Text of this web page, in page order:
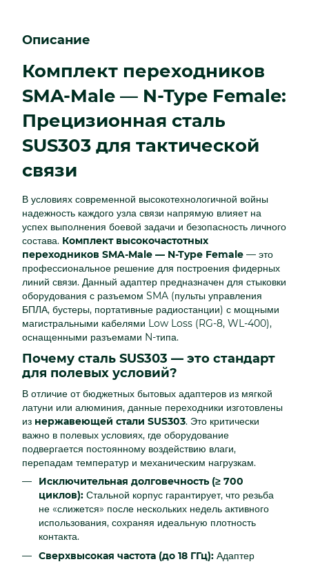
Описание
Комплект переходников
SMA-Male — N-Type Female:
Прецизионная сталь
SUS303 для тактической
связи
В условиях современной высокотехнологичной войны
надежность каждого узла связи напрямую влияет на
успех выполнения боевой задачи и безопасность личного
состава. Комплект высокочастотных
переходников SMA-Male — N-Type Female — это
профессиональное решение для построения фидерных
линий связи. Данный адаптер предназначен для стыковки
оборудования с разъемом SMA (пульты управления
БПЛА, бустеры, портативные радиостанции) с мощными
магистральными кабелями Low Loss (RG-8, WL-400),
оснащенными разъемами N-типа.
Почему сталь SUS303 — это стандарт
для полевых условий?
В отличие от бюджетных бытовых адаптеров из мягкой
латуни или алюминия, данные переходники изготовлены
из нержавеющей стали SUS303. Это критически
важно в полевых условиях, где оборудование
подвергается постоянному воздействию влаги,
перепадам температур и механическим нагрузкам.
Исключительная долговечность (≥ 700
циклов): Стальной корпус гарантирует, что резьба
не «слижется» после нескольких недель активного
использования, сохраняя идеальную плотность
контакта.
Сверхвысокая частота (до 18 ГГц): Адаптер